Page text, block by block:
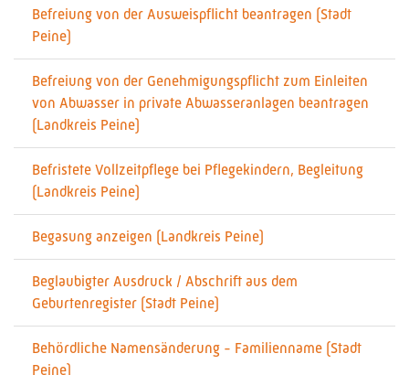
Befreiung von der Ausweispflicht beantragen (Stadt
Peine)
Befreiung von der Genehmigungspflicht zum Einleiten
von Abwasser in private Abwasseranlagen beantragen
(Landkreis Peine)
Befristete Vollzeitpflege bei Pflegekindern, Begleitung
(Landkreis Peine)
Begasung anzeigen (Landkreis Peine)
Beglaubigter Ausdruck / Abschrift aus dem
Geburtenregister (Stadt Peine)
Behördliche Namensänderung - Familienname (Stadt
Peine)